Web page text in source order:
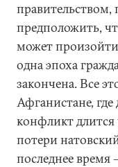
правительством,
предположить,
может
одна эпоха
закончена. Все
Афганистане,
конфликт длится
потери
последнее время